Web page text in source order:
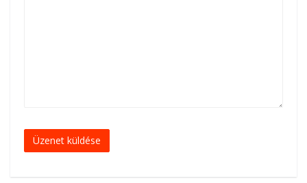
Üzenet küldése